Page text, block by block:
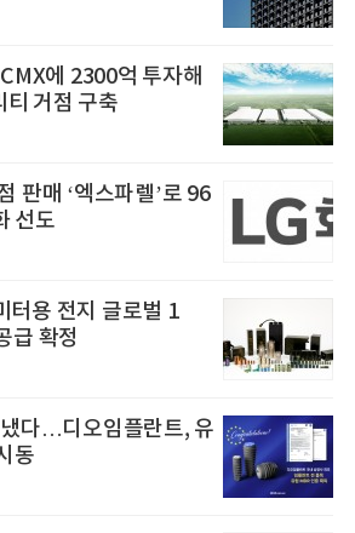
에 2300억 투자해
티 거점 구축
판매 ‘엑스파렐’로 96
선도
터용 전지 글로벌 1
급 확정
다…디오임플란트, 유
동